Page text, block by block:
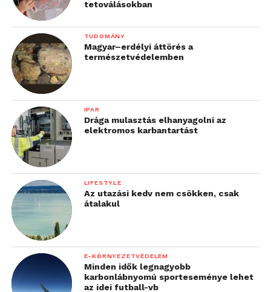
tetoválásokban
TUDOMÁNY
Magyar–erdélyi áttörés a
természetvédelemben
IPAR
Drága mulasztás elhanyagolni az
elektromos karbantartást
LIFESTYLE
Az utazási kedv nem csökken, csak
átalakul
E-KÖRNYEZETVÉDELEM
Minden idők legnagyobb
karbonlábnyomú sporteseménye lehet
az idei futball-vb